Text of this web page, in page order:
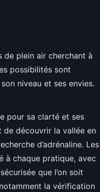
de plein air cherchant à
possibilités sont
niveau et ses envies.
pour sa clarté et ses
de découvrir la vallée en
d’adrénaline. Les
à chaque pratique, avec
que l’on soit
la vérification